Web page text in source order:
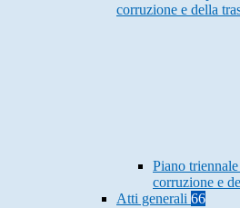
corruzione e della
Piano
corruzione e
Atti generali 66